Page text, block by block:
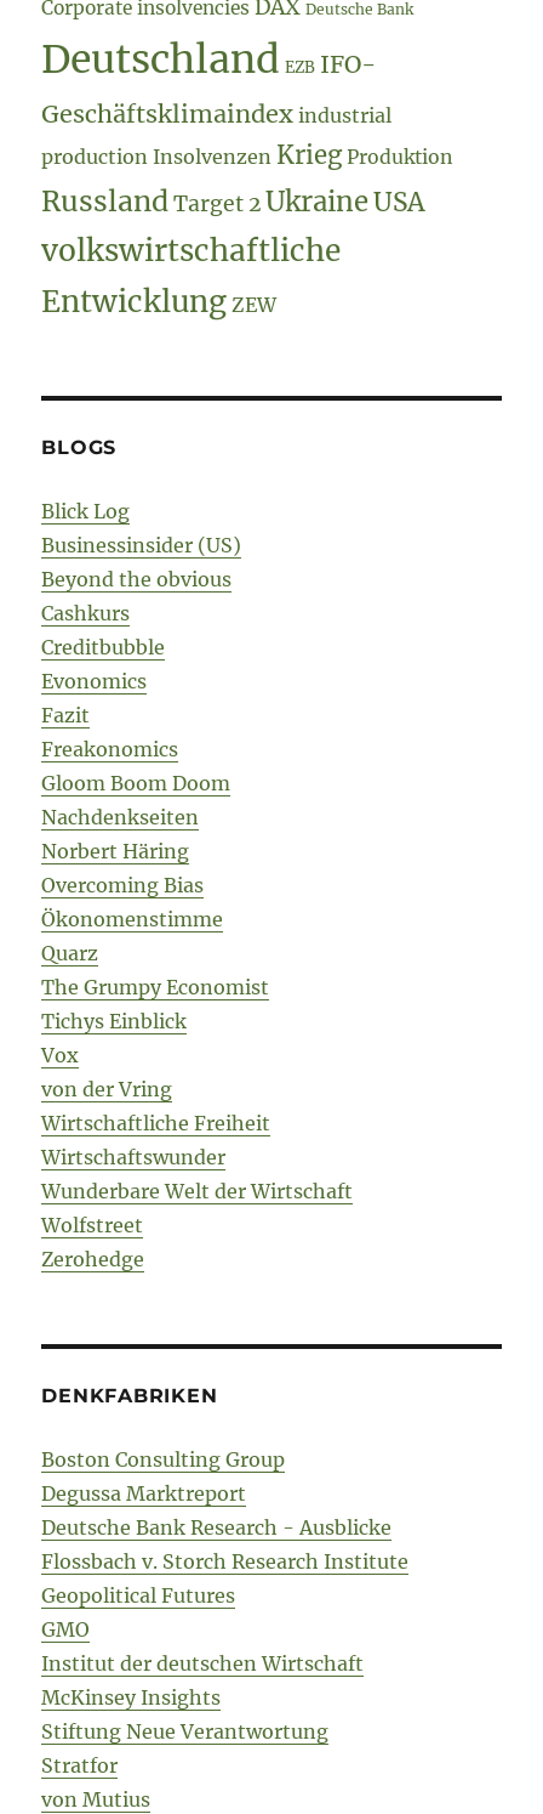
Corporate insolvencies DAX Deutsche Bank
Deutschland EZB IFO-
Geschäftsklimaindex industrial
production Insolvenzen Krieg Produktion
Russland Target 2 Ukraine USA
volkswirtschaftliche
Entwicklung ZEW
BLOGS
Blick Log
Businessinsider (US)
Beyond the obvious
Cashkurs
Creditbubble
Evonomics
Fazit
Freakonomics
Gloom Boom Doom
Nachdenkseiten
Norbert Häring
Overcoming Bias
Ökonomenstimme
Quarz
The Grumpy Economist
Tichys Einblick
Vox
von der Vring
Wirtschaftliche Freiheit
Wirtschaftswunder
Wunderbare Welt der Wirtschaft
Wolfstreet
Zerohedge
DENKFABRIKEN
Boston Consulting Group
Degussa Marktreport
Deutsche Bank Research - Ausblicke
Flossbach v. Storch Research Institute
Geopolitical Futures
GMO
Institut der deutschen Wirtschaft
McKinsey Insights
Stiftung Neue Verantwortung
Stratfor
von Mutius